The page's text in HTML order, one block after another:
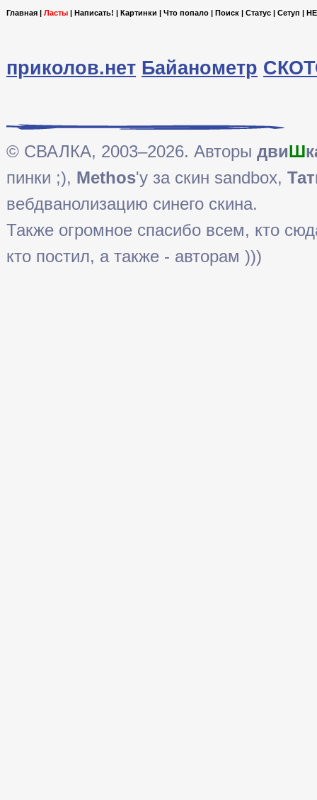
Главная | Ласты | Написать! | Картинки | Что попало | Поиск | Статус | Сетуп |
приколов.нет Байанометр
© СВАЛКА, 2003–2026. Авторы двиШ
пинки ;), Methos'у за скин sandbox,
вебдванолизацию синего скина.
Также огромное спасибо всем, кто
кто постил, а также - авторам )))